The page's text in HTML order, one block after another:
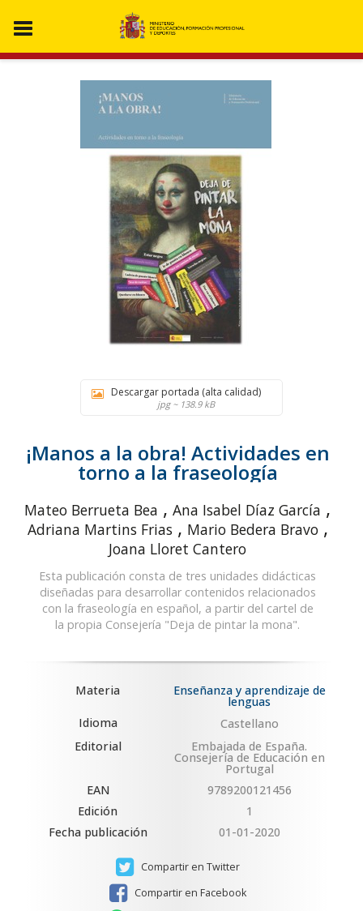
Descargar portada (alta calidad)
jpg ~ 138.9 kB
¡Manos a la obra! Actividades en
torno a la fraseología
Mateo Berrueta Bea , Ana Isabel Díaz García ,
Adriana Martins Frias , Mario Bedera Bravo,
Joana Lloret Cantero
Esta publicación consta de tres unidades didácticas
diseñadas para desarrollar contenidos relacionados
con la fraseología en español, a partir del cartel de
la propia Consejería "Deja de pintar la mona".
Materia Enseñanza y aprendizaje de
lenguas
Idioma
Castellano
Editorial
Embajada de España.
Consejería de Educación en
Portugal
EAN
9789200121456
Edición
1
Fecha publicación
01-01-2020
Compartir en Twitter
Compartir en Facebook